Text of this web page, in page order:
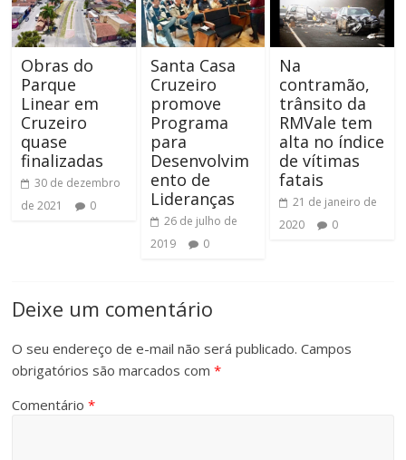
Obras do
Parque
Linear em
Cruzeiro
quase
finalizadas
30 de dezembro
de 2021
0
Santa Casa
Cruzeiro
promove
Programa
para
Desenvolvim
ento de
Lideranças
26 de julho de
2019
0
Na
contramão,
trânsito da
RMVale tem
alta no índice
de vítimas
fatais
21 de janeiro de
2020
0
Deixe um comentário
O seu endereço de e-mail não será publicado. Campos
obrigatórios são marcados com*
Comentário*